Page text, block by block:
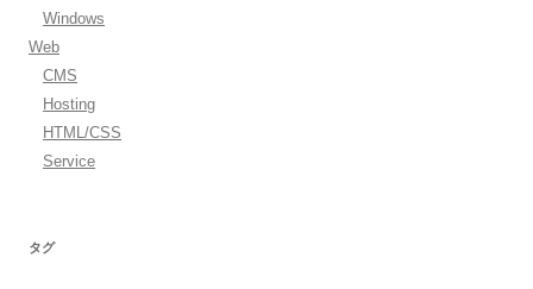
Windows
Web
CMS
Hosting
HTML/CSS
Service
タグ